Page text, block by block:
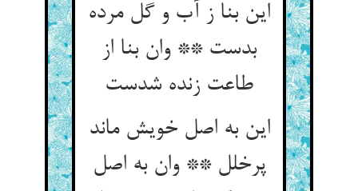
این بنا ز آب و گل مرده
بدست ** وان بنا از
طاعت زنده شدست
این به اصل خویش ماند
پرخلل ** وان به اصل